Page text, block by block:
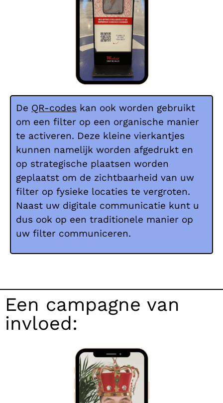
De QR-codes kan ook worden gebruikt
om een filter op een organische manier
te activeren. Deze kleine vierkantjes
kunnen namelijk worden afgedrukt en
op strategische plaatsen worden
geplaatst om de zichtbaarheid van uw
filter op fysieke locaties te vergroten.
Naast uw digitale communicatie kunt u
dus ook op een traditionele manier op
uw filter communiceren.
Een campagne van
invloed: